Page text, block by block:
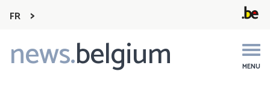
FR
news.belgium MENU
Main
navigation